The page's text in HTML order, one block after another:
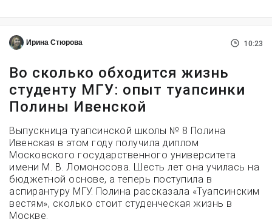
Ирина Стюрова 10:23
Во сколько обходится жизнь
студенту МГУ: опыт туапсинки
Полины Ивенской
Выпускница туапсинской школы № 8 Полина
Ивенская в этом году получила диплом
Московского государственного университета
имени М. В. Ломоносова. Шесть лет она училась на
бюджетной основе, а теперь поступила в
аспирантуру МГУ. Полина рассказала «Туапсинским
вестям», сколько стоит студенческая жизнь в
Москве.